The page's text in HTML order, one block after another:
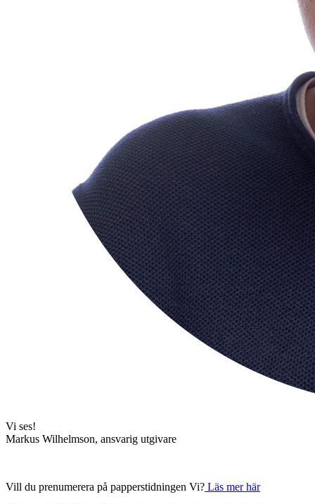
Vi ses!
Markus Wilhelmson, ansvarig utgivare
Vill du prenumerera på papperstidningen Vi? Läs mer här